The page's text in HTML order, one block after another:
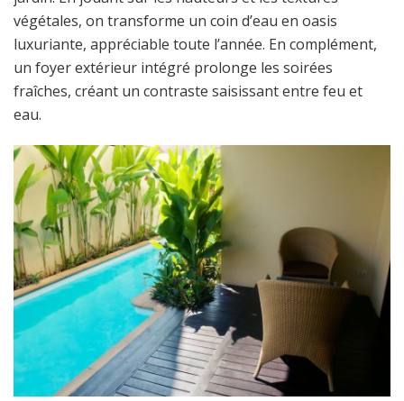
végétales, on transforme un coin d’eau en oasis
luxuriante, appréciable toute l’année. En complément,
un foyer extérieur intégré prolonge les soirées
fraîches, créant un contraste saisissant entre feu et
eau.